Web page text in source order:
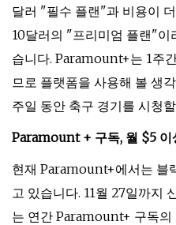
달러 "필수 플랜"과 비용이
10달러의 "프리미엄 플랜"이
습니다. Paramount+는 1주
므로 플랫폼을 사용해 볼 생
주일 동안 축구 경기를 시청
Paramount + 구독, 월 $5 이
현재 Paramount+에서는 블
고 있습니다. 11월 27일까지
는 연간 Paramount+ 구독의